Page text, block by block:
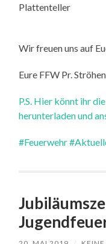
Plattenteller
Wir freuen uns auf
Eure FFW Pr. Ströhen
P.S. Hier könnt ihr
herunterladen und
#Feuerwehr